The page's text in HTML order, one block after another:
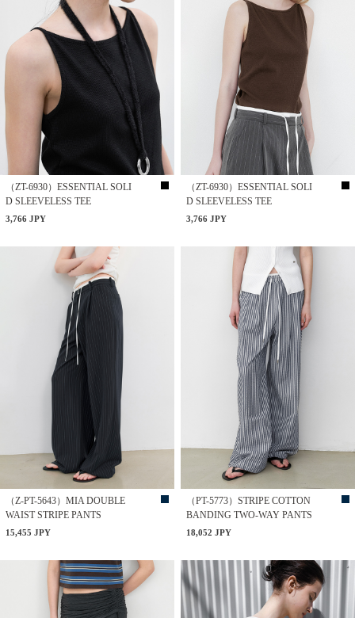
（ZT-6930）ESSENTIAL SOLI
D SLEEVELESS TEE
3,766 JPY
（ZT-6930）ESSENTIAL SOLI
D SLEEVELESS TEE
3,766 JPY
（Z-PT-5643）MIA DOUBLE
WAIST STRIPE PANTS
15,455 JPY
（PT-5773）STRIPE COTTON
BANDING TWO-WAY PANTS
18,052 JPY